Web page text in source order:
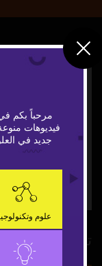
تسميم قرن
مرحباً بكم
فيديوهات
جديد في
علوم